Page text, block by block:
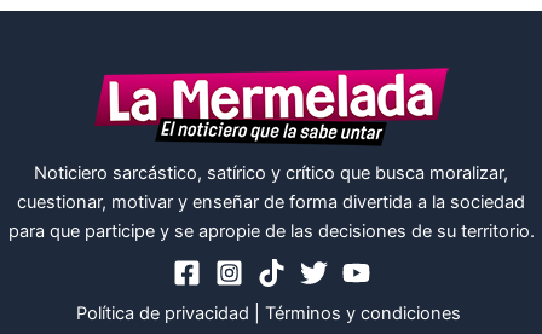
Noticiero sarcástico, satírico y crítico que busca moralizar,
cuestionar, motivar y enseñar de forma divertida a la sociedad
para que participe y se apropie de las decisiones de su territorio.
Política de privacidad Términos y condiciones